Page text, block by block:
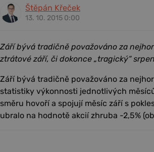
Štěpán Křeček
13. 10. 2015 0:00
Září bývá tradičně považováno za
ztrátové září, či dokonce „tragický“
Září bývá tradičně považováno za
statistiky výkonnosti jednotlivých
směru hovoří a spojují měsíc září s
ubralo na hodnotě akcií zhruba -2,5%